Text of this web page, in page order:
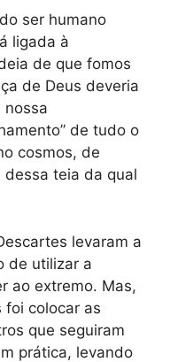
ser humano
ligada à
de que fomos
de Deus deveria
nossa
de tudo o
cosmos, de
teia da qual
levaram a
de utilizar a
ao extremo. Mas,
foi colocar as
que seguiram
prática, levando